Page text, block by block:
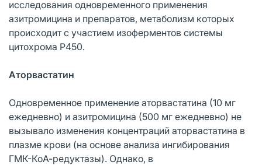
исследования одновременного применения
азитромицина и препаратов, метаболизм которых
происходит с участием изоферментов системы
цитохрома Р450.
Аторвастатин
Одновременное применение аторвастатина (10 мг
ежедневно) и азитромицина (500 мг ежедневно) не
вызывало изменения концентраций аторвастатина в
плазме крови (на основе анализа ингибирования
ГМК-КоА-редуктазы). Однако, в